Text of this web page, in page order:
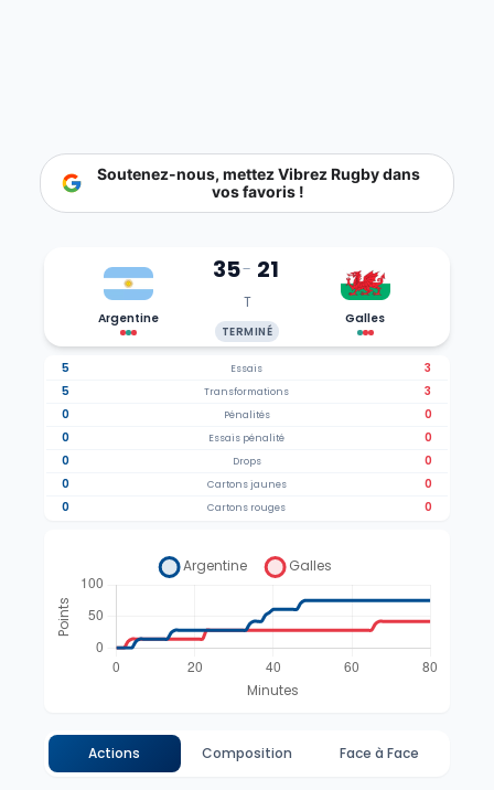
Soutenez-nous, mettez Vibrez Rugby dans
vos favoris !
Argentine
35- 21
T
TERMINÉ
Galles
5 Essais
3
5
Transformations
3
0
Pénalités
0
0
Essais pénalité
0
0
Drops
0
0
Cartons jaunes
0
0
Cartons rouges 0
Actions Composition Face à Face